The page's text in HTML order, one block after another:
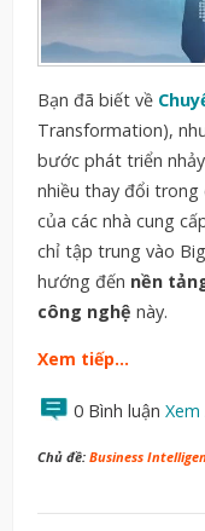
Bạn đã biết về
Transformation),
bước phát triển
nhiều thay đổi trong
của các nhà cung
chỉ tập trung vào
hướng đến nền
công nghệ này.
Xem tiếp…
0 Bình luận
Chủ đề: Business